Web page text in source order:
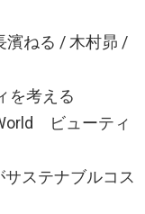
濱ねる / 木村昴 /
を考える
ビューティ
ステナブルコス